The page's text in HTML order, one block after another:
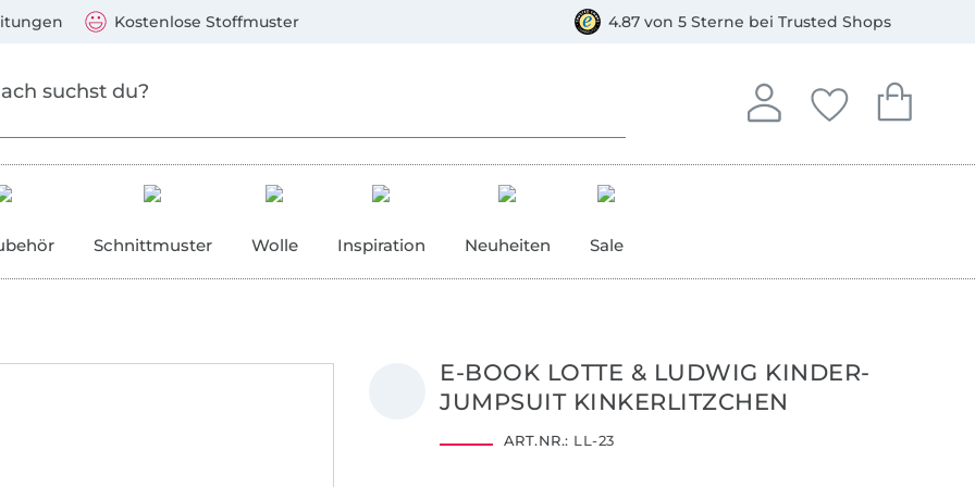
Kostenlose Stoffmuster 4.87 von 5 Sterne bei Trusted Shops
Anmelden
In deinem Konto
Deine
Du hast keine
Dein
Du hast
Schnittmuster Wolle Inspiration Neuheiten Sale
E-BOOK LOTTE & LUDWIG KINDER-
JUMPSUIT KINKERLITZCHEN
ART.NR.: LL-23
Mastercard, PayPal, Giropay, Kauf auf Rechnung, Vorkasse